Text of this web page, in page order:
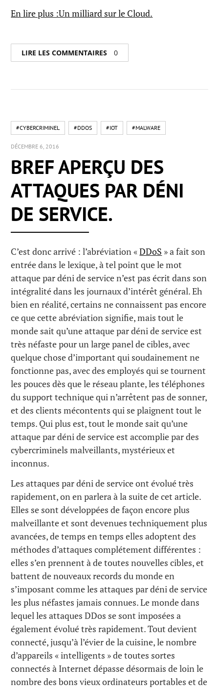
En lire plus :Un milliard sur le Cloud.
LIRE LES COMMENTAIRES 0
#CYBERCRIMINEL #DDOS #IOT #MALWARE
DÉCEMBRE 6, 2016
BREF APERÇU DES
ATTAQUES PAR DÉNI
DE SERVICE.
C’est donc arrivé : l’abréviation «DDoS » a fait son
entrée dans le lexique, à tel point que le mot
attaque par déni de service n’est pas écrit dans son
intégralité dans les journaux d’intérêt général. Eh
bien en réalité, certains ne connaissent pas encore
ce que cette abréviation signifie, mais tout le
monde sait qu’une attaque par déni de service est
très néfaste pour un large panel de cibles, avec
quelque chose d’important qui soudainement ne
fonctionne pas, avec des employés qui se tournent
les pouces dès que le réseau plante, les téléphones
du support technique qui n’arrêtent pas de sonner,
et des clients mécontents qui se plaignent tout le
temps. Qui plus est, tout le monde sait qu’une
attaque par déni de service est accomplie par des
cybercriminels malveillants, mystérieux et
inconnus.
Les attaques par déni de service ont évolué très
rapidement, on en parlera à la suite de cet article.
Elles se sont développées de façon encore plus
malveillante et sont devenues techniquement plus
avancées, de temps en temps elles adoptent des
méthodes d’attaques complétement différentes :
elles s’en prennent à de toutes nouvelles cibles, et
battent de nouveaux records du monde en
s’imposant comme les attaques par déni de service
les plus néfastes jamais connues. Le monde dans
lequel les attaques DDos se sont imposées a
également évolué très rapidement. Tout devient
connecté, jusqu’à l’évier de la cuisine, le nombre
d’appareils « intelligents » de toutes sortes
connectés à Internet dépasse désormais de loin le
nombre des bons vieux ordinateurs portables et de